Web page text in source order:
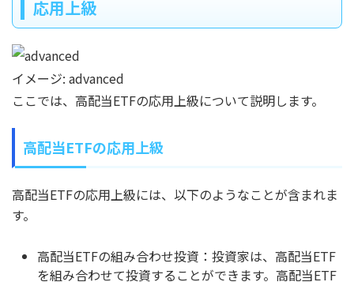
応用上級
イメージ: advanced
ここでは、高配当ETFの応用上級について説明します。
高配当ETFの応用上級
高配当ETFの応用上級には、以下のようなことが含まれま
す。
高配当ETFの組み合わせ投資：投資家は、高配当ETF
を組み合わせて投資することができます。高配当ETF